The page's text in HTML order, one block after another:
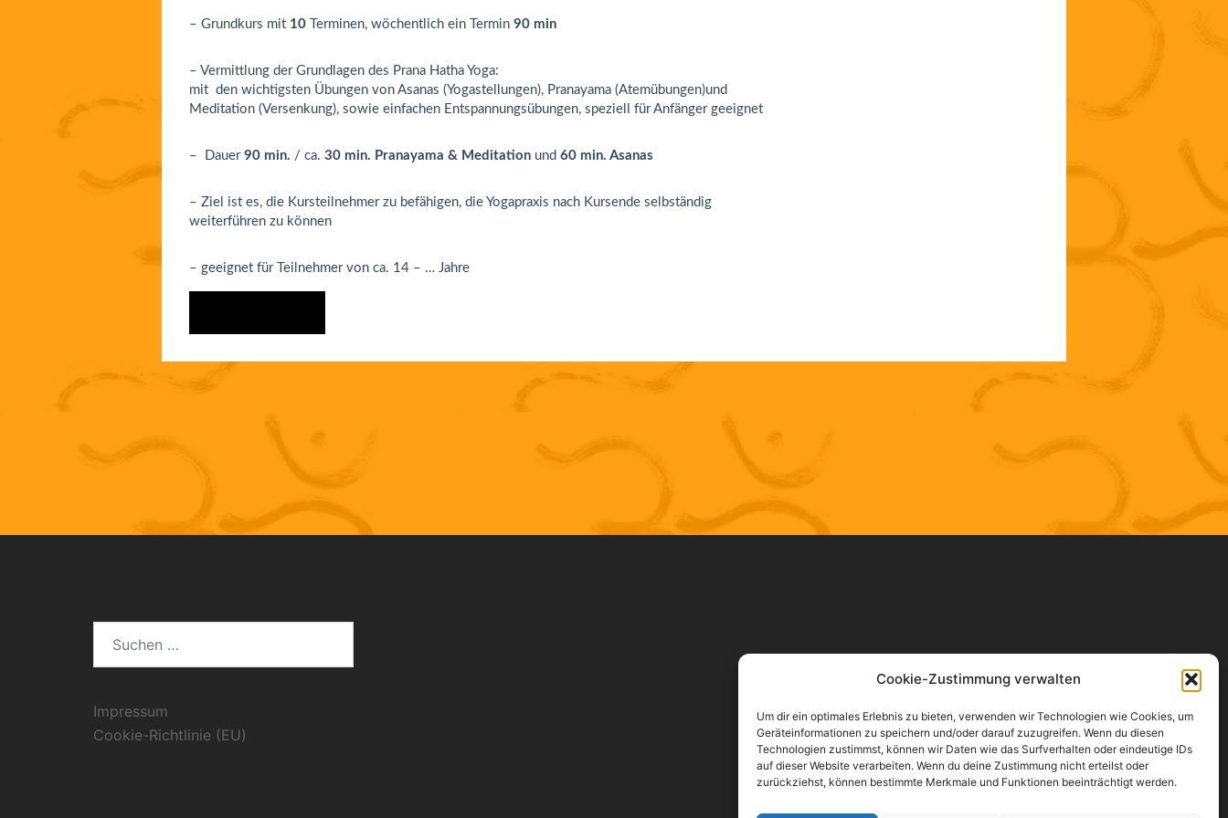
Cookie-Zustimmung verwalten
Um dir ein optimales Erlebnis zu bieten, verwenden wir Technologien wie Cookies, um
Geräteinformationen zu speichern und/oder darauf zuzugreifen. Wenn du diesen
Technologien zustimmst, können wir Daten wie das Surfverhalten oder eindeutige IDs
auf dieser Website verarbeiten. Wenn du deine Zustimmung nicht erteilst oder
zurückziehst, können bestimmte Merkmale und Funktionen beeinträchtigt werden.
– Grundkurs mit 10 Terminen, wöchentlich ein Termin 90 min
– Vermittlung der Grundlagen des Prana Hatha Yoga:
mit den wichtigsten Übungen von Asanas (Yogastellungen), Pranayama (Atemübungen)und
Meditation (Versenkung), sowie einfachen Entspannungsübungen, speziell für Anfänger geeignet
– Dauer 90 min. / ca. 30 min. Pranayama & Meditation und 60 min. Asanas
– Ziel ist es, die Kursteilnehmer zu befähigen, die Yogapraxis nach Kursende selbständig
weiterführen zu können
– geeignet für Teilnehmer von ca. 14 – … Jahre
Impressum
Cookie-Richtlinie (EU)